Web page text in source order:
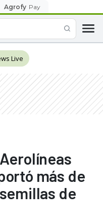
Agrofy Pay
Live
más de
de